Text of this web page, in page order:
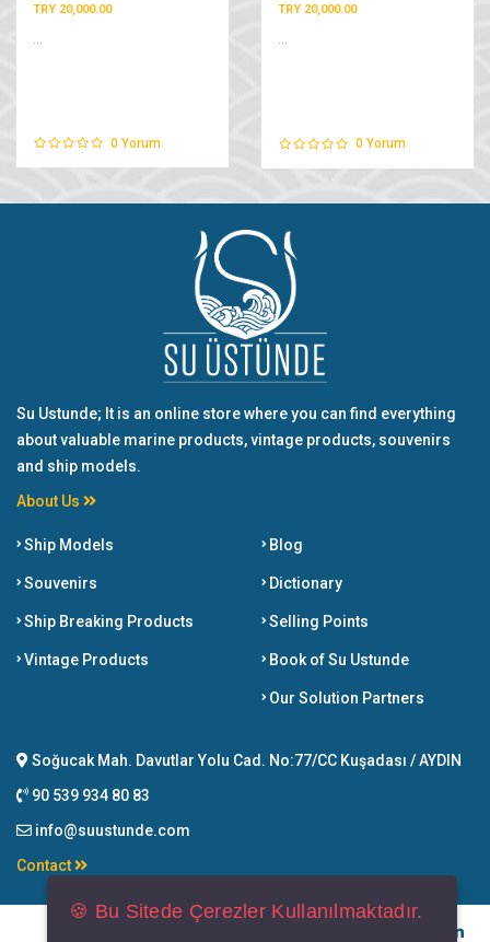
TRY 20,000.00
0 Yorum
TRY 20,000.00
...
0 Yorum
Su Ustunde; It is an online store where you can find everything
about valuable marine products, vintage products, souvenirs
and ship models.
About Us
Ship Models
Souvenirs
Ship Breaking Products
Vintage Products
Blog
Dictionary
Selling Points
Book of Su Ustunde
Our Solution Partners
Soğucak Mah. Davutlar Yolu Cad. No:77/CC Kuşadası / AYDIN
90 539 934 80 83
info@suustunde.com
Contact
🍪 Bu Sitede Çerezler Kullanılmaktadır.